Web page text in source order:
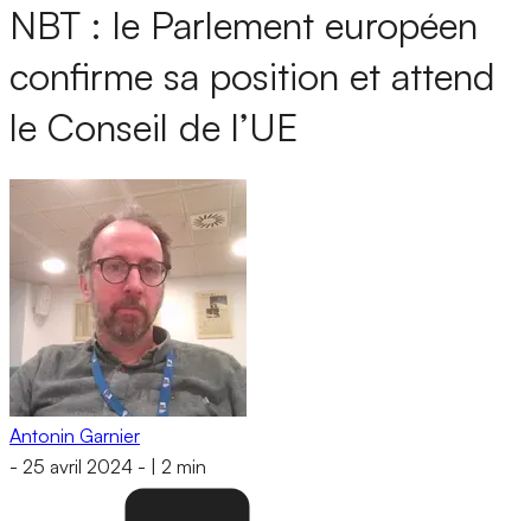
NBT : le Parlement européen
confirme sa position et attend
le Conseil de l’UE
Antonin Garnier
- 25 avril 2024 - 2 min